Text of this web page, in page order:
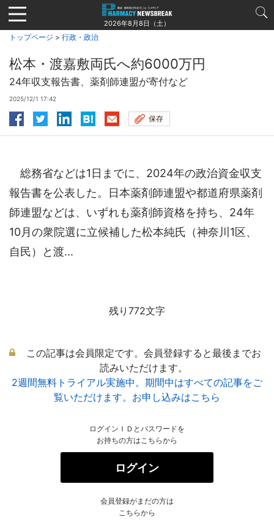
Jump
to
navigation
2026年8月8日（土）
トップページ > 行政・政治
松本・渡嘉敷両氏へ約6000万円
24年収支報告書、薬剤師連盟が寄付など
2025/12/1 17:42
保存
総務省などは1日までに、2024年の政治資金収支
報告書を公表した。日本薬剤師連盟や都道府県薬剤
師連盟などは、いずれも薬剤師資格を持ち、24年
10月の衆院選に立候補した松本純氏（神奈川1区、
自民）と渡...
残り772文字
この記事は会員限定です。会員登録すると最後までお
読みいただけます。
2週間無料トライアル実施中。期間中はすべての記事をご
覧いただけます。お申し込みはこちら
ログインＩＤとパスワードを
お持ちの方はこちらから
ログイン
会員登録がまだの方は
こちらから